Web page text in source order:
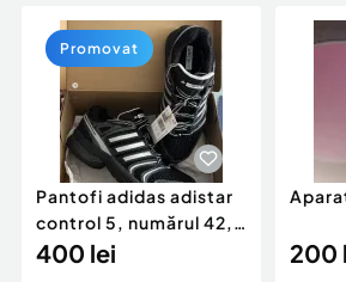
Servicii
Animale de companie
Afaceri și echipamente
Inchiriere Bunuri si Vehicule
Utilaje agricole si industriale
Piese auto si accesorii
Dacia Duster
Pantofi adidas adistar
control 5, numărul 42,
sunt noi, cu etichetă.
400 lei
Promovat
200